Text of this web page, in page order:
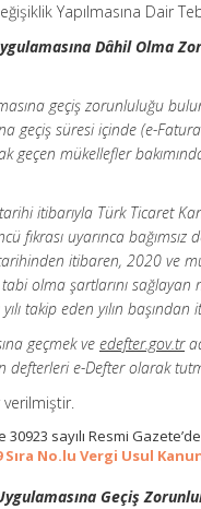
Yapılmasına Dair
Dâhil Olma
geçiş zorunluluğu
geçiş süresi içinde (e-
geçen mükellefler
itibarıyla Türk Ticaret
fıkrası uyarınca bağımsız
itibaren, 2020 ve
tabi olma şartlarını sağlayan
takip eden yılın başından
geçmek ve edefter.gov.tr
defterleri e-Defter olarak
verilmiştir.
sayılı Resmi
Sıra No.lu Vergi Usul
Geçiş